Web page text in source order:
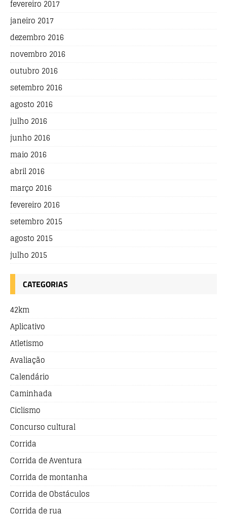
fevereiro 2017
janeiro 2017
dezembro 2016
novembro 2016
outubro 2016
setembro 2016
agosto 2016
julho 2016
junho 2016
maio 2016
abril 2016
março 2016
fevereiro 2016
setembro 2015
agosto 2015
julho 2015
CATEGORIAS
42km
Aplicativo
Atletismo
Avaliação
Calendário
Caminhada
Ciclismo
Concurso cultural
Corrida
Corrida de Aventura
Corrida de montanha
Corrida de Obstáculos
Corrida de rua